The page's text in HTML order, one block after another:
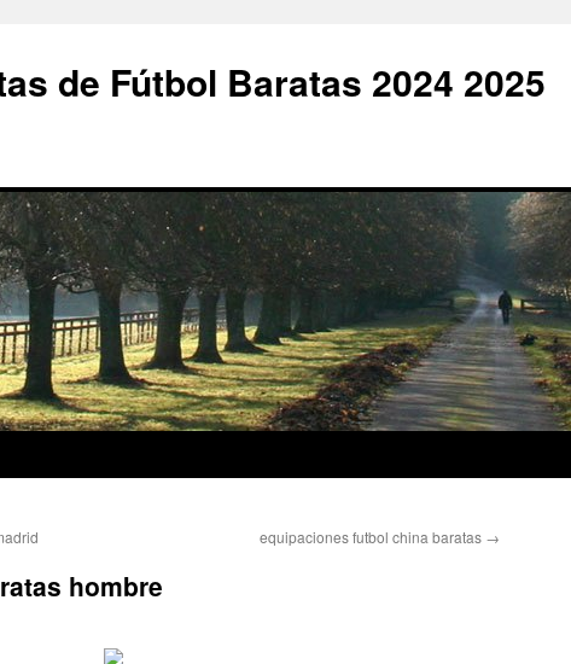
de Fútbol Baratas 2024 2025
equipaciones futbol china baratas →
hombre